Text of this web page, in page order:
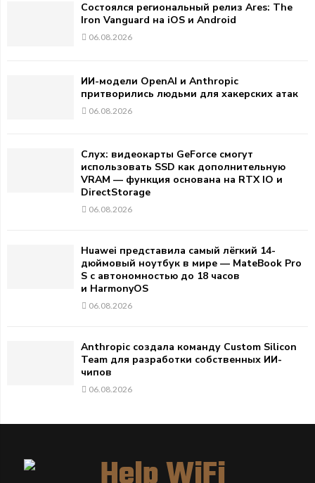
Состоялся региональный релиз Ares: The
Iron Vanguard на iOS и Android
06.08.2026
ИИ-модели OpenAI и Anthropic
притворились людьми для хакерских атак
06.08.2026
Слух: видеокарты GeForce смогут
использовать SSD как дополнительную
VRAM — функция основана на RTX IO и
DirectStorage
06.08.2026
Huawei представила самый лёгкий 14-
дюймовый ноутбук в мире — MateBook Pro
S с автономностью до 18 часов
и HarmonyOS
06.08.2026
Anthropic создала команду Custom Silicon
Team для разработки собственных ИИ-
чипов
06.08.2026